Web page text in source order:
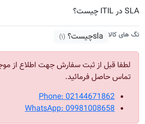
SLA در ITIL چیست؟
تگ های کالا slaچیست؟ (۱)
لطفا قبل از ثبت سفارش جهت اطلاع از
تماس حاصل فرمائید.
Phone: 02144671862
WhatsApp: 09981008658